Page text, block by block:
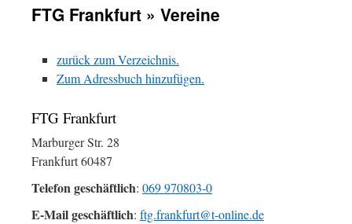
FTG Frankfurt » Vereine
zurück zum Verzeichnis.
Zum Adressbuch hinzufügen.
FTG Frankfurt
Marburger Str. 28
Frankfurt60487
Telefon geschäftlich: 069 970803-0
E-Mail geschäftlich: ftg.frankfurt@t-online.de